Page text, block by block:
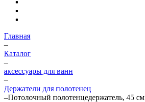
Главная
–
Каталог
–
аксессуары для ванн
–
Держатели для полотенец
–Потолочный полотенцедержатель, 45 см